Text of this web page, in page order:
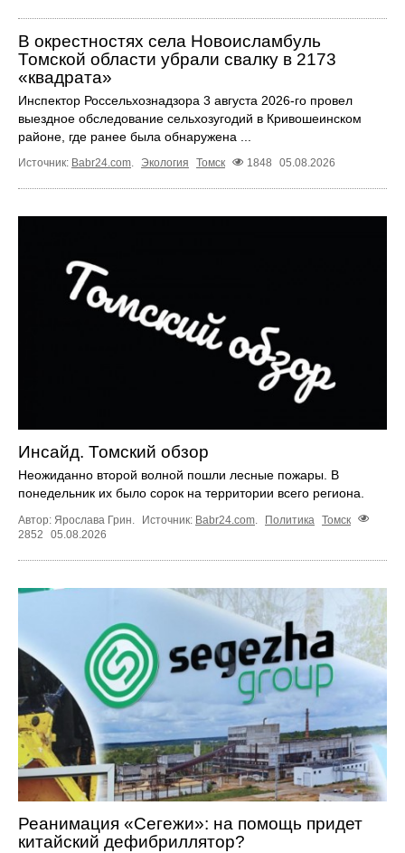
В окрестностях села Новоисламбуль
Томской области убрали свалку в 2173
«квадрата»
Инспектор Россельхознадзора 3 августа 2026-го провел
выездное обследование сельхозугодий в Кривошеинском
районе, где ранее была обнаружена ...
Источник: Babr24.com Экология Томск 1848 05.08.2026
Инсайд. Томский обзор
Неожиданно второй волной пошли лесные пожары. В
понедельник их было сорок на территории всего региона.
Автор: Ярослава Грин. Источник: Babr24.com Политика
Томск
2852
05.08.2026
Реанимация «Сегежи»: на помощь придет
китайский дефибриллятор?